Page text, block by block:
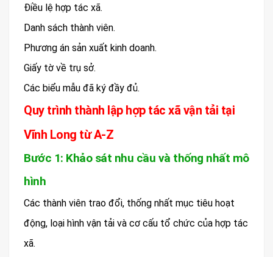
Điều lệ hợp tác xã.
Danh sách thành viên.
Phương án sản xuất kinh doanh.
Giấy tờ về trụ sở.
Các biểu mẫu đã ký đầy đủ.
Quy trình thành lập hợp tác xã vận tải tại
Vĩnh Long từ A-Z
Bước 1: Khảo sát nhu cầu và thống nhất mô
hình
Các thành viên trao đổi, thống nhất mục tiêu hoạt
động, loại hình vận tải và cơ cấu tổ chức của hợp tác
xã.